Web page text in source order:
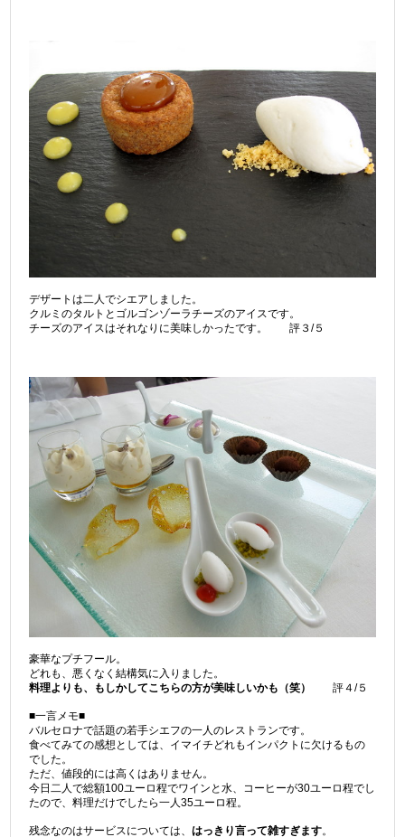
デザートは二人でシエアしました。
クルミのタルトとゴルゴンゾーラチーズのアイスです。
チーズのアイスはそれなりに美味しかったです。 評３/５
豪華なプチフール。
どれも、悪くなく結構気に入りました。
料理よりも、もしかしてこちらの方が美味しいかも（笑）
評４/５
■一言メモ■
バルセロナで話題の若手シエフの一人のレストランです。
食べてみての感想としては、イマイチどれもインパクトに欠けるもの
でした。
ただ、値段的には高くはありません。
今日二人で総額100ユーロ程でワインと水、コーヒーが30ユーロ程でし
たので、料理だけでしたら一人35ユーロ程。
残念なのはサービスについては、はっきり言って雑すぎます。